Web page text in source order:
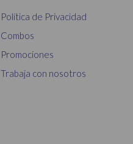
Política de Privacidad
Combos
Promociones
Trabaja con nosotros